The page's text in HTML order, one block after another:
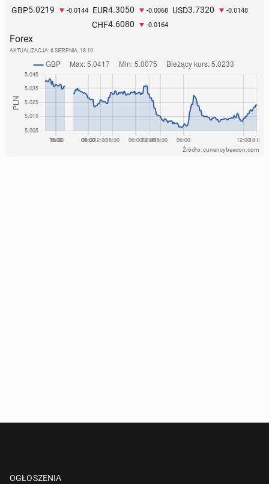
GBP5.0219 -0.0144 EUR4.3050 -0.0068 USD3.7320 -0.0148
CHF4.6080 -0.0164
Forex
AKTUALIZACJA: 6 SIERPNIA, 18:10
Źródło: currencybeacon.com
OGŁOSZENIA